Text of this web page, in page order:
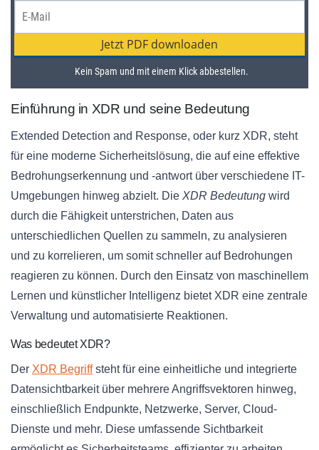
Einführung in XDR und seine Bedeutung
Extended Detection and Response, oder kurz XDR, steht
für eine moderne Sicherheitslösung, die auf eine effektive
Bedrohungserkennung und -antwort über verschiedene IT-
Umgebungen hinweg abzielt. Die XDR Bedeutung wird
durch die Fähigkeit unterstrichen, Daten aus
unterschiedlichen Quellen zu sammeln, zu analysieren
und zu korrelieren, um somit schneller auf Bedrohungen
reagieren zu können. Durch den Einsatz von maschinellem
Lernen und künstlicher Intelligenz bietet XDR eine zentrale
Verwaltung und automatisierte Reaktionen.
Was bedeutet XDR?
Der XDR Begriffsteht für eine einheitliche und integrierte
Datensichtbarkeit über mehrere Angriffsvektoren hinweg,
einschließlich Endpunkte, Netzwerke, Server, Cloud-
Dienste und mehr. Diese umfassende Sichtbarkeit